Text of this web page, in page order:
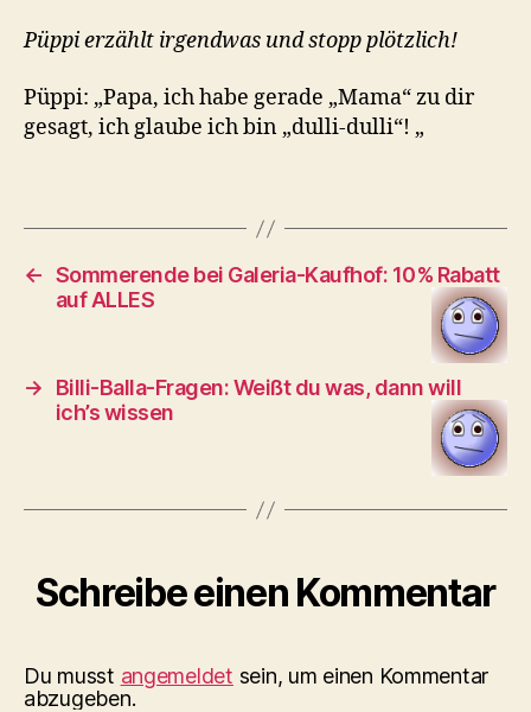
Püppi erzählt irgendwas und stopp plötzlich!
Püppi: „Papa, ich habe gerade „Mama“ zu dir
gesagt, ich glaube ich bin „dulli-dulli“! „
← Sommerende bei Galeria-Kaufhof: 10% Rabatt
auf ALLES
→
Billi-Balla-Fragen: Weißt du was, dann will
ich’s wissen
Schreibe einen Kommentar
Du musst angemeldet sein, um einen Kommentar
abzugeben.